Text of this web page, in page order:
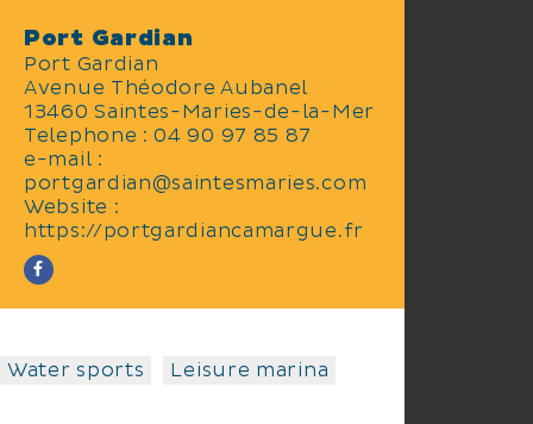
Port Gardian
Port Gardian
Avenue Théodore Aubanel
13460 Saintes-Maries-de-la-Mer
Telephone : 04 90 97 85 87
e-mail :
portgardian@saintesmaries.com
Website :
https://portgardiancamargue.fr
Water sports Leisure marina